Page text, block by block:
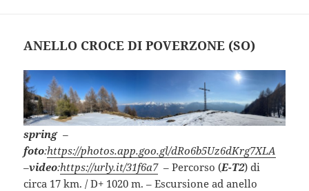
ANELLO CROCE DI POVERZONE (SO)
spring–
foto:https://photos.app.goo.gl/dRo6b5Uz6dKrg7XLA
–video:https://urly.it/31f6a7 – Percorso (E-T2) di
circa 17 km. / D+ 1020 m. – Escursione ad anello